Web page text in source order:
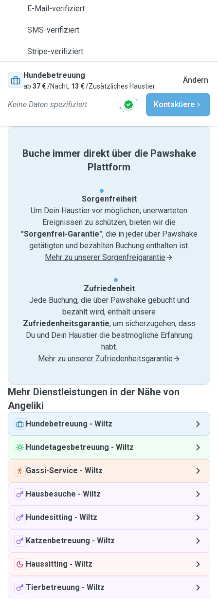
E-Mail-verifiziert
SMS-verifiziert
Stripe-verifiziert
Hundebetreuung
ab 37 €/Nacht, 13 €/Zusätzliches Haustier
Ändern
Keine Daten spezifiziert Kontaktiere
Buche immer direkt über die Pawshake
Plattform
Sorgenfreiheit
Um Dein Haustier vor möglichen, unerwarteten
Ereignissen zu schützen, bieten wir die
"Sorgenfrei-Garantie", die in jeder über Pawshake
getätigten und bezahlten Buchung enthalten ist.
Mehr zu unserer Sorgenfreigarantie
Zufriedenheit
Jede Buchung, die über Pawshake gebucht und
bezahlt wird, enthält unsere
Zufriedenheitsgarantie, um sicherzugehen, dass
Du und Dein Haustier die bestmögliche Erfahrung
habt.
Mehr zu unserer Zufriedenheitsgarantie
Mehr Dienstleistungen in der Nähe von
Angeliki
Hundebetreuung - Wiltz
Hundetagesbetreuung - Wiltz
Gassi-Service - Wiltz
Hausbesuche - Wiltz
Hundesitting - Wiltz
Katzenbetreuung - Wiltz
Haussitting - Wiltz
Tierbetreuung - Wiltz